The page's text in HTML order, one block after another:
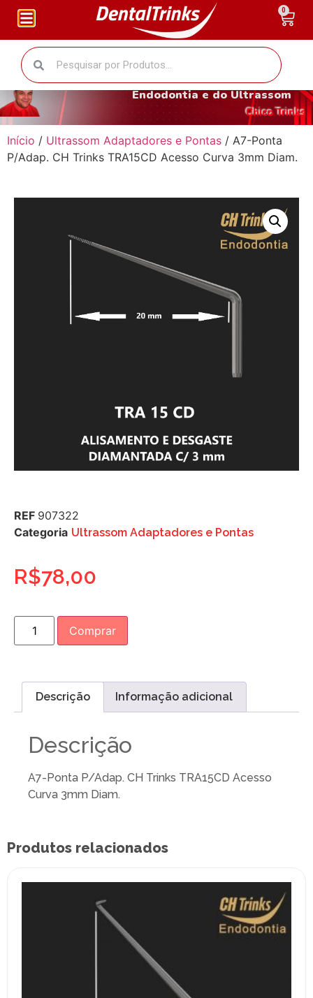
O fantástico mundo da
Endodontia e do Ultrassom
Chico Trinks
Início / Ultrassom Adaptadores e Pontas / A7-Ponta
P/Adap. CH Trinks TRA15CD Acesso Curva 3mm Diam.
REF 907322
Categoria Ultrassom Adaptadores e Pontas
R$78,00
Comprar
Descrição Informação adicional
Descrição
A7-Ponta P/Adap. CH Trinks TRA15CD Acesso
Curva 3mm Diam.
Produtos relacionados
0